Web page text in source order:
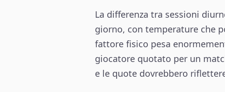
La differenza tra sessioni
giorno, con temperature che
fattore fisico pesa
giocatore quotato per un
e le quote dovrebbero